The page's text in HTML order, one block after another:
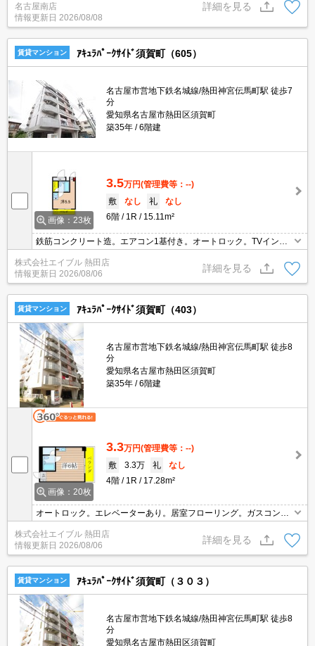
名古屋南店
情報更新日 2026/08/08
詳細を見る
賃貸マンション ｱｷｭﾗﾊﾟｰｸｻｲﾄﾞ須賀町（605）
名古屋市営地下鉄名城線/熱田神宮伝馬町駅 徒歩7
分
愛知県名古屋市熱田区須賀町
築35年
6階建
画像：23枚
3.5万円(管理費等：--)
敷
なし 礼
なし
6階
1R 15.11m²
鉄筋コンクリート造。エアコン1基付き。オートロック。TVインタ
ーホン付き。サウナルーム付き。退去時、ルームクリーニング料金
41,000円。1年未満の解約時、違約金1ヶ月分発生。
株式会社エイブル 熱田店
情報更新日 2026/08/06
詳細を見る
賃貸マンション ｱｷｭﾗﾊﾟｰｸｻｲﾄﾞ須賀町（403）
名古屋市営地下鉄名城線/熱田神宮伝馬町駅 徒歩8
分
愛知県名古屋市熱田区須賀町
築35年
6階建
画像：20枚
3.3万円(管理費等：--)
敷
3.3万 礼
なし
4階
1R 17.28m²
オートロック。エレベーターあり。居室フローリング。ガスコンロ
株式会社エイブル 熱田店
情報更新日 2026/08/06
詳細を見る
賃貸マンション ｱｷｭﾗﾊﾟｰｸｻｲﾄﾞ須賀町（３０３）
名古屋市営地下鉄名城線/熱田神宮伝馬町駅 徒歩8
分
愛知県名古屋市熱田区須賀町